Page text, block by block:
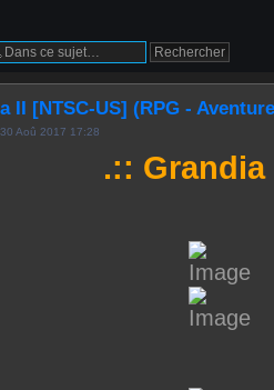
II [NTSC-US] (RPG -
Aoû 2017 17:28
.:: Grandia